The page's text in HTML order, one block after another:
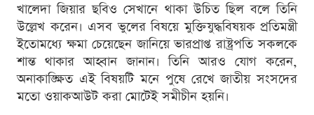
খালেদা জিয়ার ছবিও সেখানে থাকা উচিত ছিল বলে তিনি
উল্লেখ করেন। এসব ভুলের বিষয়ে মুক্তিযুদ্ধবিষয়ক প্রতিমন্ত্রী
ইতোমধ্যে ক্ষমা চেয়েছেন জানিয়ে ভারপ্রাপ্ত রাষ্ট্রপতি সকলকে
শান্ত থাকার আহ্বান জানান। তিনি আরও যোগ করেন,
অনাকাঙ্ক্ষিত এই বিষয়টি মনে পুষে রেখে জাতীয় সংসদের
মতো ওয়াকআউট করা মোটেই সমীচীন হয়নি।